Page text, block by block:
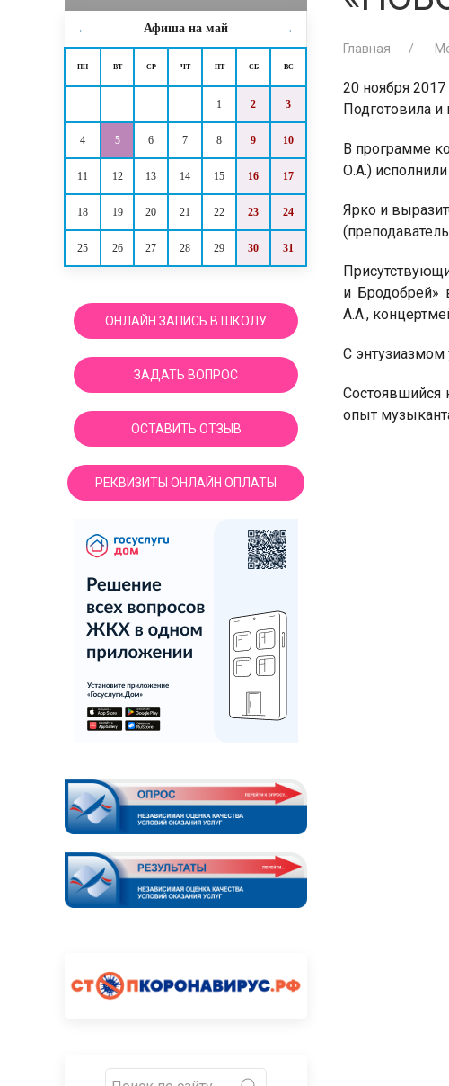
← Афиша на май →
ПН ВТ СР ЧТ ПТ СБ ВС
1 2 3
4 5 6 7 8 9 10
11 12 13 14 15 16 17
18 19 20 21 22 23 24
25 26 27 28 29 30 31
ОНЛАЙН ЗАПИСЬ В ШКОЛУ
ЗАДАТЬ ВОПРОС
ОСТАВИТЬ ОТЗЫВ
РЕКВИЗИТЫ ОНЛАЙН ОПЛАТЫ
Главная
20 ноября
Подготовила и
В программе
О.А.)
Ярко и
и Бродобрей»
А.А.,
С энтузиазмом
Состоявшийся
опыт